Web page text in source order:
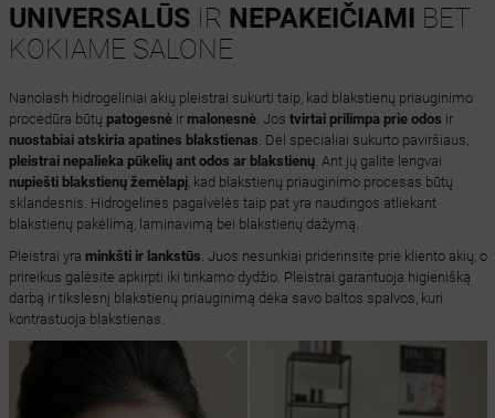
UNIVERSALŪSIR NEPAKEIČIAMI BET
KOKIAME SALONE
Nanolash hidrogeliniai akių pleistrai sukurti taip, kad blakstienų priauginimo
procedūra būtų patogesnėir malonesnė. Jos tvirtai prilimpa prie odos ir
nuostabiai atskiria apatines blakstienas . Dėl specialiai sukurto paviršiaus,
pleistrai nepalieka pūkelių ant odos ar blakstienų. Ant jų galite lengvai
nupiešti blakstienų žemėlapį, kad blakstienų priauginimo procesas būtų
sklandesnis. Hidrogelinės pagalvėlės taip pat yra naudingos atliekant
blakstienų pakėlimą, laminavimą bei blakstienų dažymą.
Pleistrai yra minkšti ir lankstūs . Juos nesunkiai priderinsite prie kliento akių, o
prireikus galėsite apkirpti iki tinkamo dydžio. Pleistrai garantuoja higienišką
darbą ir tikslesnį blakstienų priauginimą dėka savo baltos spalvos, kuri
kontrastuoja blakstienas.